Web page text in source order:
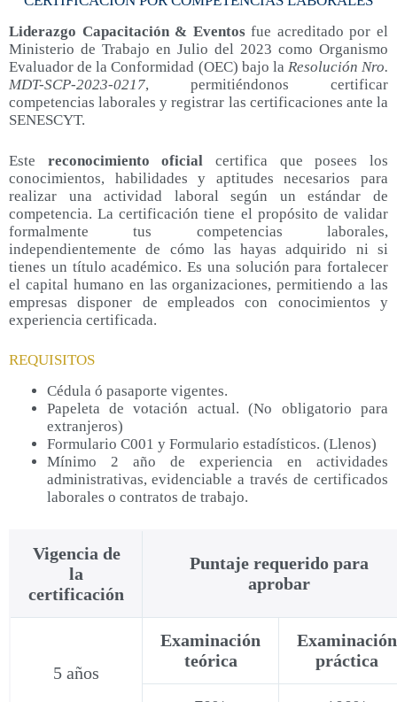
Liderazgo Capacitación & Eventosfue acreditado por el
Ministerio de Trabajo en Julio del 2023 como Organismo
Evaluador de la Conformidad (OEC) bajo la Resolución Nro.
MDT-SCP-2023-0217, permitiéndonos certificar
competencias laborales y registrar las certificaciones ante la
SENESCYT.
Este reconocimiento oficial certifica que posees los
conocimientos, habilidades y aptitudes necesarios para
realizar una actividad laboral según un estándar de
competencia. La certificación tiene el propósito de validar
formalmente tus competencias laborales,
independientemente de cómo las hayas adquirido ni si
tienes un título académico. Es una solución para fortalecer
el capital humano en las organizaciones, permitiendo a las
empresas disponer de empleados con conocimientos y
experiencia certificada.
REQUISITOS
Cédula ó pasaporte vigentes.
Papeleta de votación actual. (No obligatorio para
extranjeros)
Formulario C001 y Formulario estadísticos. (Llenos)
Mínimo 2 año de experiencia en actividades
administrativas, evidenciable a través de certificados
laborales o contratos de trabajo.
Vigencia de
la
certificación
Puntaje requerido para
aprobar
5 años
Examinación
teórica
Examinación
práctica